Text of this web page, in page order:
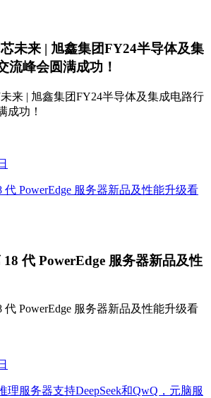
未来 | 旭鑫集团FY24半导体及集
流峰会圆满成功！
来 | 旭鑫集团FY24半导体及集成电路行
成功！
代 PowerEdge 服务器新品及性能升级看
18 代 PowerEdge 服务器新品及性
代 PowerEdge 服务器新品及性能升级看
理服务器支持DeepSeek和QwQ，元脑服